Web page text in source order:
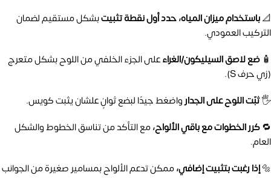
📐باستخدام ميزان المياه، حدد أول نقطة تثبيتبشكل مستقيم لضمان
التركيب العمودي.
🧴 ضع لاصق السيليكون/الغراءعلى الجزء الخلفي من اللوح بشكل متعرج
(زي حرف S).
🖐️ثبّت اللوح على الجدارواضغط جيدًا لبضع ثوانٍ علشان يثبت كويس.
🔁كرر الخطوات مع باقي الألواح،مع التأكد من تناسق الخطوط والشكل
العام.
🔩إذا رغبت بتثبيت إضافي،ممكن تدعم الألواح بمسامير صغيرة من الجوانب